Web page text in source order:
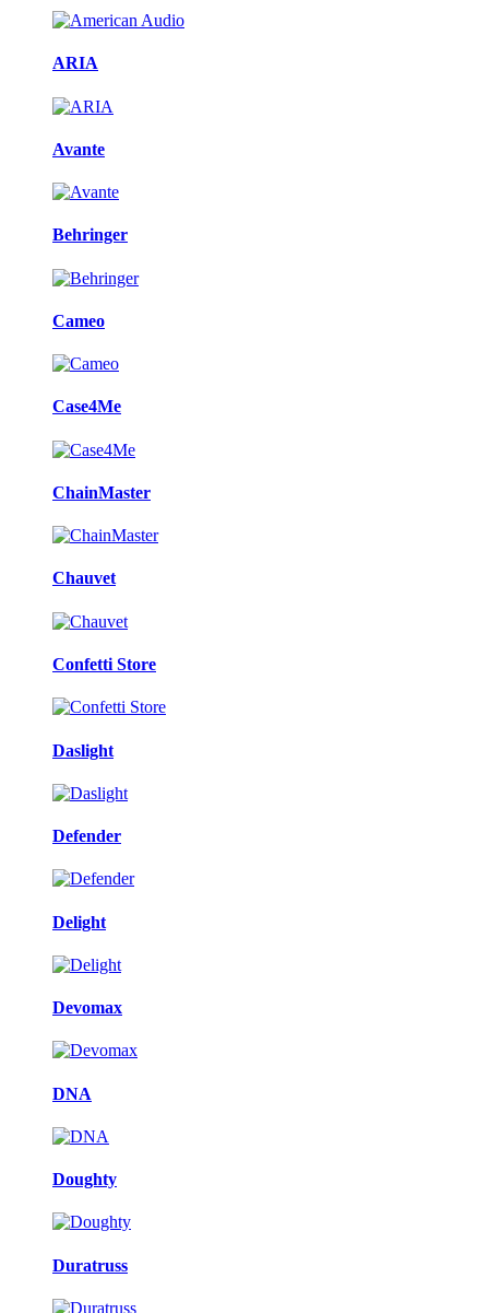
ARIA
Avante
Behringer
Cameo
Case4Me
ChainMaster
Chauvet
Confetti Store
Daslight
Defender
Delight
Devomax
DNA
Doughty
Duratruss